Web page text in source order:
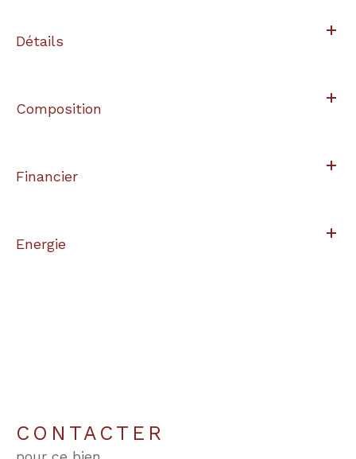
Détails
Composition
Financier
Energie
CONTACTER